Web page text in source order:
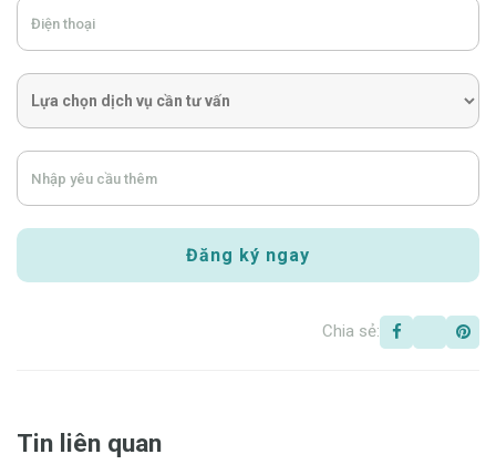
Chia sẻ:
Tin liên quan